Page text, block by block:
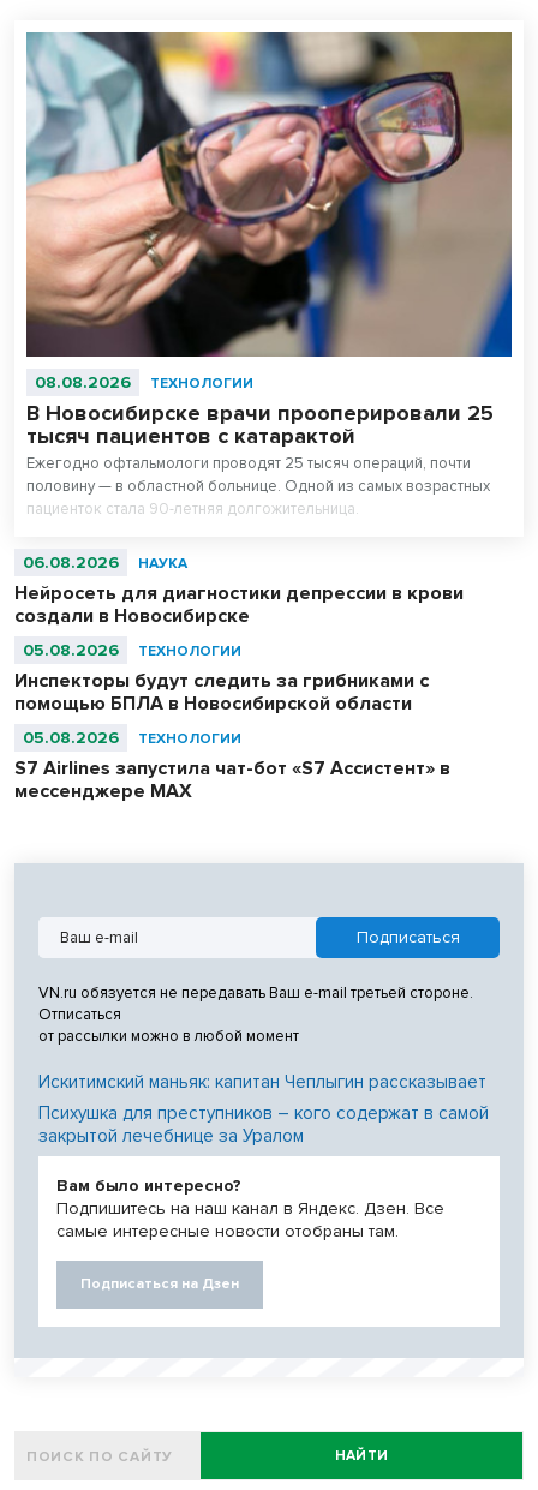
08.08.2026 ТЕХНОЛОГИИ
В Новосибирске врачи прооперировали 25
тысяч пациентов с катарактой
Ежегодно офтальмологи проводят 25 тысяч операций, почти
половину — в областной больнице. Одной из самых возрастных
пациенток стала 90-летняя долгожительница.
06.08.2026 НАУКА
Нейросеть для диагностики депрессии в крови
создали в Новосибирске
05.08.2026 ТЕХНОЛОГИИ
Инспекторы будут следить за грибниками с
помощью БПЛА в Новосибирской области
05.08.2026 ТЕХНОЛОГИИ
S7 Airlines запустила чат-бот «S7 Ассистент» в
мессенджере MAX
VN.ru обязуется не передавать Ваш e-mail третьей стороне.
Отписаться
от рассылки можно в любой момент
Искитимский маньяк: капитан Чеплыгин рассказывает
Психушка для преступников – кого содержат в самой
закрытой лечебнице за Уралом
Вам было интересно?
Подпишитесь на наш канал в Яндекс. Дзен. Все
самые интересные новости отобраны там.
Подписаться на Дзен
НАЙТИ